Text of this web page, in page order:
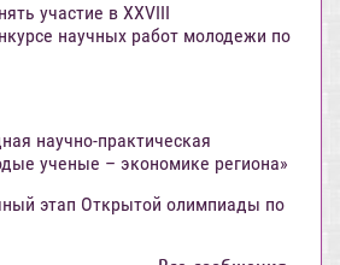
участие в XXVIII
научных работ молодежи по
научно-практическая
ученые – экономике региона»
этап Открытой олимпиады по